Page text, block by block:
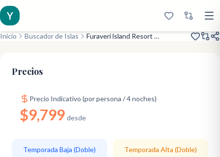
Y
Inicio Buscador de Islas Furaveri lsland Resort & Spa
Precios
Precio Indicativo (por persona / 4 noches)
$9,799 desde
Temporada Baja (Doble) Temporada Alta (Doble)